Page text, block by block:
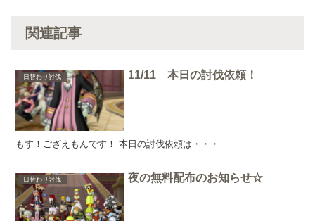
関連記事
日替わり討伐 11/11 本日の討伐依頼！
もす！ござえもんです！ 本日の討伐依頼は・・・
日替わり討伐 夜の無料配布のお知らせ☆